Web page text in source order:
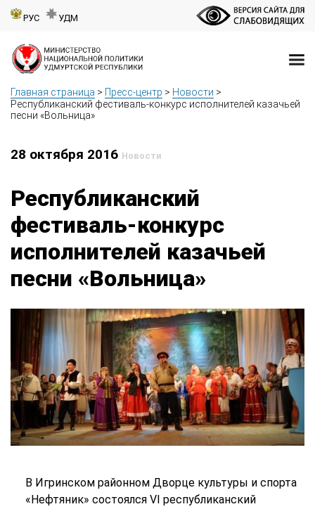
РУС УДМ
Главная страница > Пресс-центр > Новости >
Республиканский фестиваль-конкурс исполнителей казачьей
песни «Вольница»
28 октября 2016 Новости
Республиканский
фестиваль-конкурс
исполнителей казачьей
песни «Вольница»
В Игринском районном Дворце культуры и спорта
«Нефтяник» состоялся VI республиканский